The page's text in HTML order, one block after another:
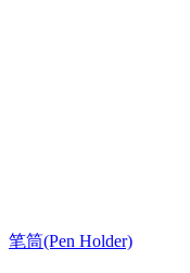
笔筒(Pen Holder)